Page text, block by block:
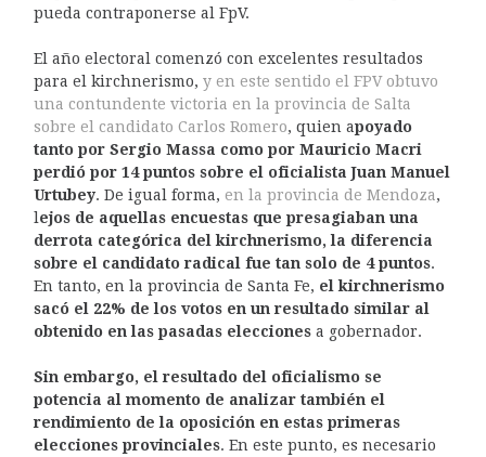
pueda contraponerse al FpV.
El año electoral comenzó con excelentes resultados
para el kirchnerismo, y en este sentido el FPV obtuvo
una contundente victoria en la provincia de Salta
sobre el candidato Carlos Romero, quien apoyado
tanto por Sergio Massa como por Mauricio Macri
perdió por 14 puntos sobre el oficialista Juan Manuel
Urtubey. De igual forma, en la provincia de Mendoza,
lejos de aquellas encuestas que presagiaban una
derrota categórica del kirchnerismo, la diferencia
sobre el candidato radical fue tan solo de 4 puntos.
En tanto, en la provincia de Santa Fe, el kirchnerismo
sacó el 22% de los votos en un resultado similar al
obtenido en las pasadas eleccionesa gobernador.
Sin embargo, el resultado del oficialismo se
potencia al momento de analizar también el
rendimiento de la oposición en estas primeras
elecciones provinciales. En este punto, es necesario